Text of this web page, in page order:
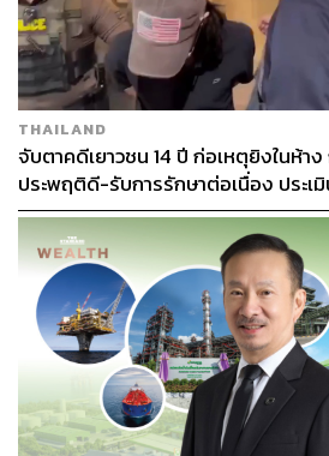
THAILAND
จับตาคดีเยาวชน 14 ปี ก่อเหตุยิงในห้า
ประพฤติดี-รับการรักษาต่อเนื่อง ประเ